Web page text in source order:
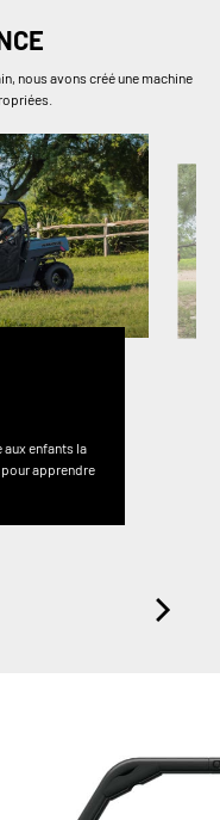
nous avons créé une machine
aux enfants la
apprendre